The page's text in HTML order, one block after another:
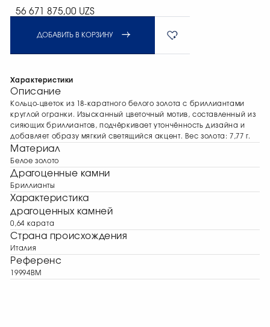
56 671 875,00 UZS
ДОБАВИТЬ В КОРЗИНУ
Характеристики
Описание
Кольцо-цветок из 18-каратного белого золота с бриллиантами
круглой огранки. Изысканный цветочный мотив, составленный из
сияющих бриллиантов, подчёркивает утончённость дизайна и
добавляет образу мягкий светящийся акцент. Вес золота: 7,77 г.
Материал
Белое золото
Драгоценные камни
Бриллианты
Характеристика
драгоценных камней
0,64 карата
Страна происхождения
Италия
Референс
19994BM